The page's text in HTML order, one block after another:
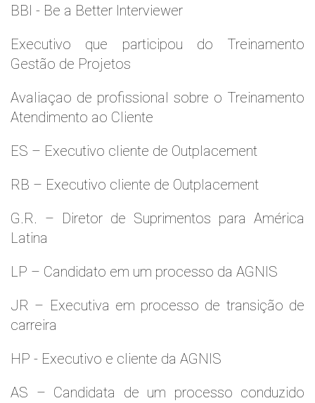
BBI - Be a Better Interviewer
Executivo que participou do Treinamento
Gestão de Projetos
Avaliaçao de profissional sobre o Treinamento
Atendimento ao Cliente
ES – Executivo cliente de Outplacement
RB – Executivo cliente de Outplacement
G.R. – Diretor de Suprimentos para América
Latina
LP – Candidato em um processo da AGNIS
JR – Executiva em processo de transição de
carreira
HP - Executivo e cliente da AGNIS
AS – Candidata de um processo conduzido